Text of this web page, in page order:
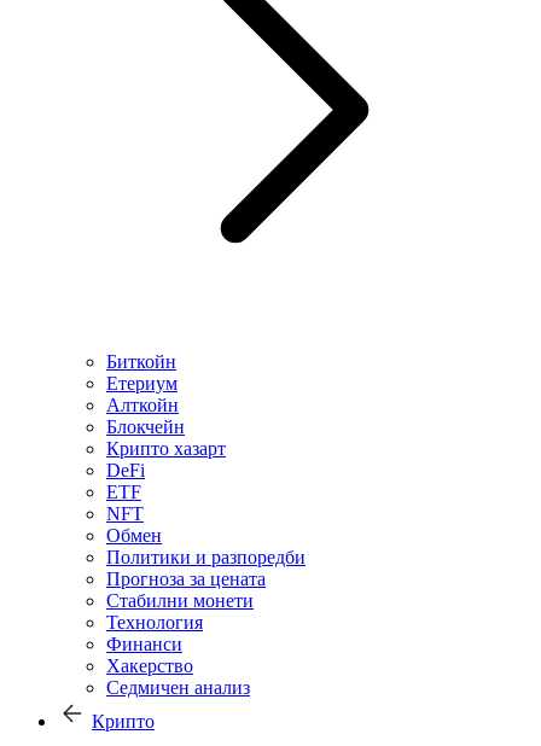
Биткойн
Етериум
Алткойн
Блокчейн
Крипто хазарт
DeFi
ETF
NFT
Обмен
Политики и разпоредби
Прогноза за цената
Стабилни монети
Технология
Финанси
Хакерство
Седмичен анализ
Крипто